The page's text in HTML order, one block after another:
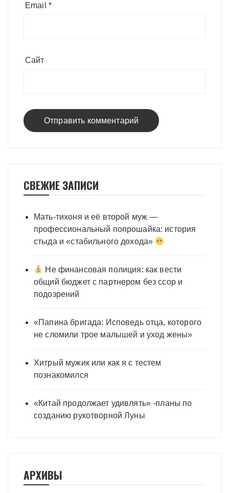
Email *
Сайт
СВЕЖИЕ ЗАПИСИ
Мать-тихоня и её второй муж —
профессиональный попрошайка: история
стыда и «стабильного дохода»
Не финансовая полиция: как вести
общий бюджет с партнером без ссор и
подозрений
«Папина бригада: Исповедь отца, которого
не сломили трое малышей и уход жены»
Хитрый мужик или как я с тестем
познакомился
«Китай продолжает удивлять» -планы по
созданию рукотворной Луны
АРХИВЫ